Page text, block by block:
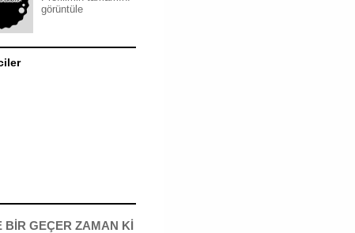
görüntüle
BİR GEÇER ZAMAN Kİ